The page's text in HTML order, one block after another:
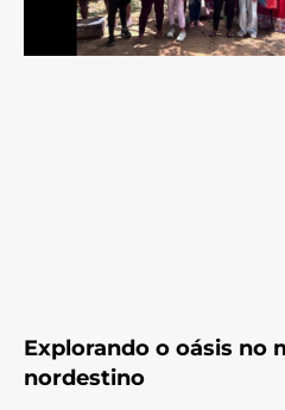
Explorando o oásis no
nordestino